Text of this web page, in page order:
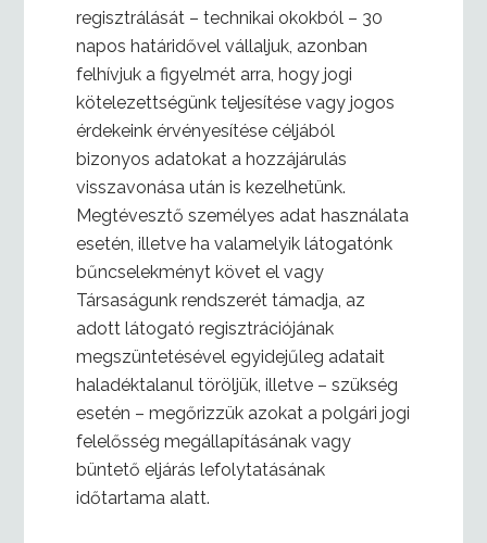
regisztrálását – technikai okokból – 30
napos határidővel vállaljuk, azonban
felhívjuk a figyelmét arra, hogy jogi
kötelezettségünk teljesítése vagy jogos
érdekeink érvényesítése céljából
bizonyos adatokat a hozzájárulás
visszavonása után is kezelhetünk.
Megtévesztő személyes adat használata
esetén, illetve ha valamelyik látogatónk
bűncselekményt követ el vagy
Társaságunk rendszerét támadja, az
adott látogató regisztrációjának
megszüntetésével egyidejűleg adatait
haladéktalanul töröljük, illetve – szükség
esetén – megőrizzük azokat a polgári jogi
felelősség megállapításának vagy
büntető eljárás lefolytatásának
időtartama alatt.